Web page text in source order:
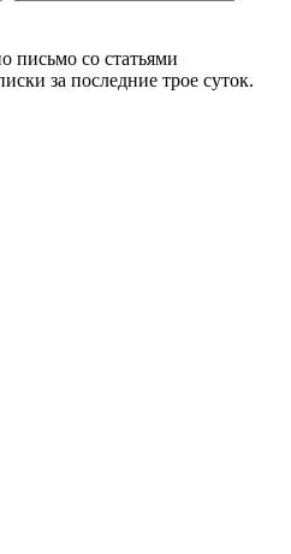
письмо со статьями
за последние трое суток.